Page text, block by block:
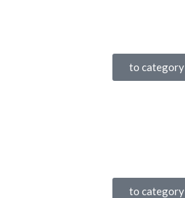
to category
to category